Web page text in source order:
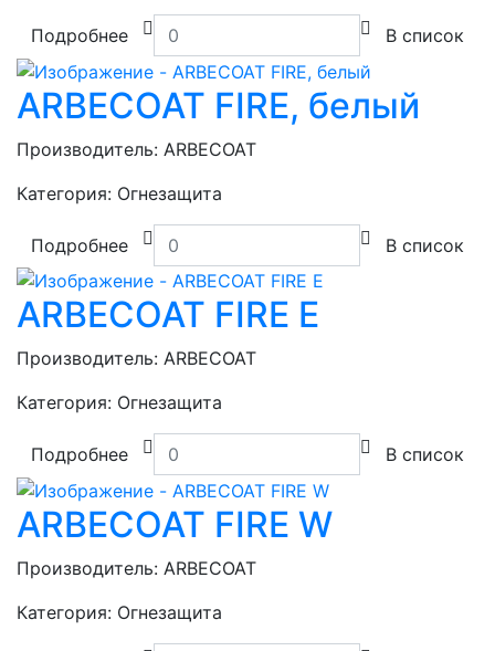
Подробнее В список
ARBECOAT FIRE, белый
Производитель: ARBECOAT
Категория: Огнезащита
Подробнее В список
ARBECOAT FIRE E
Производитель: ARBECOAT
Категория: Огнезащита
Подробнее В список
ARBECOAT FIRE W
Производитель: ARBECOAT
Категория: Огнезащита